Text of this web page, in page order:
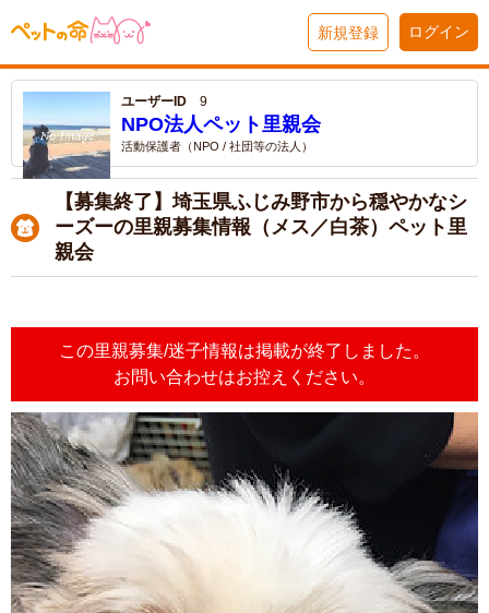
新規登録 ログイン
ユーザーID 9
NPO法人ペット里親会
活動保護者（NPO / 社団等の法人）
【募集終了】埼玉県ふじみ野市から穏やかなシ
ーズーの里親募集情報（メス／白茶）ペット里
親会
この里親募集/迷子情報は掲載が終了しました。
お問い合わせはお控えください。